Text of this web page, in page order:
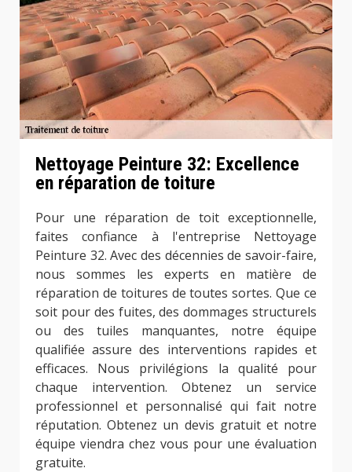
Nettoyage Peinture 32: Excellence
en réparation de toiture
Pour une réparation de toit exceptionnelle,
faites confiance à l'entreprise Nettoyage
Peinture 32. Avec des décennies de savoir-faire,
nous sommes les experts en matière de
réparation de toitures de toutes sortes. Que ce
soit pour des fuites, des dommages structurels
ou des tuiles manquantes, notre équipe
qualifiée assure des interventions rapides et
efficaces. Nous privilégions la qualité pour
chaque intervention. Obtenez un service
professionnel et personnalisé qui fait notre
réputation. Obtenez un devis gratuit et notre
équipe viendra chez vous pour une évaluation
gratuite.